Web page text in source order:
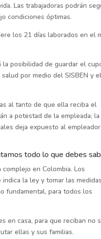
Las trabajadoras podrán
condiciones óptimas.
los 21 días laborados en el
posibilidad de guardar el
por medio del SISBEN y
al tanto de que ella reciba el
a potestad de la empleada;
deja expuesto al
todo lo que debes
en Colombia. Los
la ley y tomar las
fundamental, para todos los
en casa, para que reciban no
ellas y sus familias.